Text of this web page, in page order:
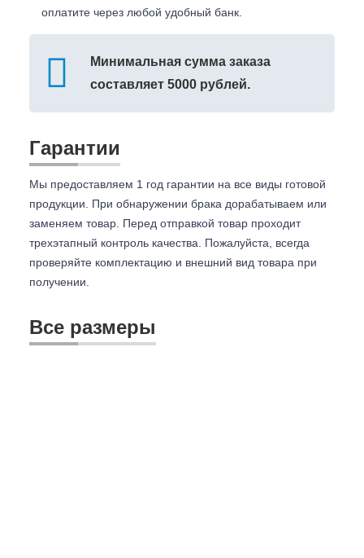
оплатите через любой удобный банк.
Минимальная сумма заказа
составляет 5000 рублей.
Гарантии
Мы предоставляем 1 год гарантии на все виды готовой
продукции. При обнаружении брака дорабатываем или
заменяем товар. Перед отправкой товар проходит
трехэтапный контроль качества. Пожалуйста, всегда
проверяйте комплектацию и внешний вид товара при
получении.
Все размеры